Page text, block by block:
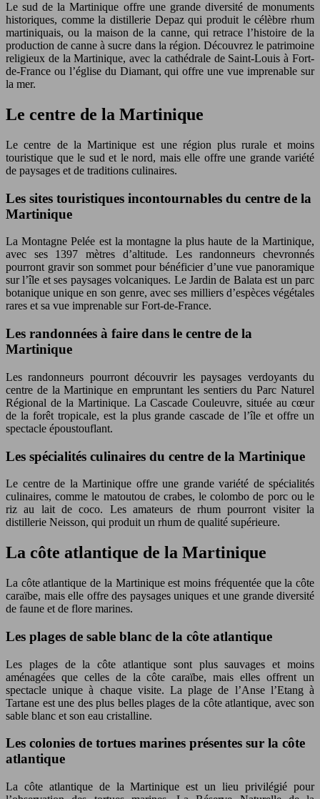
Le sud de la Martinique offre une grande diversité de monuments
historiques, comme la distillerie Depaz qui produit le célèbre rhum
martiniquais, ou la maison de la canne, qui retrace l’histoire de la
production de canne à sucre dans la région. Découvrez le patrimoine
religieux de la Martinique, avec la cathédrale de Saint-Louis à Fort-
de-France ou l’église du Diamant, qui offre une vue imprenable sur
la mer.
Le centre de la Martinique
Le centre de la Martinique est une région plus rurale et moins
touristique que le sud et le nord, mais elle offre une grande variété
de paysages et de traditions culinaires.
Les sites touristiques incontournables du centre de la
Martinique
La Montagne Pelée est la montagne la plus haute de la Martinique,
avec ses 1397 mètres d’altitude. Les randonneurs chevronnés
pourront gravir son sommet pour bénéficier d’une vue panoramique
sur l’île et ses paysages volcaniques. Le Jardin de Balata est un parc
botanique unique en son genre, avec ses milliers d’espèces végétales
rares et sa vue imprenable sur Fort-de-France.
Les randonnées à faire dans le centre de la
Martinique
Les randonneurs pourront découvrir les paysages verdoyants du
centre de la Martinique en empruntant les sentiers du Parc Naturel
Régional de la Martinique. La Cascade Couleuvre, située au cœur
de la forêt tropicale, est la plus grande cascade de l’île et offre un
spectacle époustouflant.
Les spécialités culinaires du centre de la Martinique
Le centre de la Martinique offre une grande variété de spécialités
culinaires, comme le matoutou de crabes, le colombo de porc ou le
riz au lait de coco. Les amateurs de rhum pourront visiter la
distillerie Neisson, qui produit un rhum de qualité supérieure.
La côte atlantique de la Martinique
La côte atlantique de la Martinique est moins fréquentée que la côte
caraïbe, mais elle offre des paysages uniques et une grande diversité
de faune et de flore marines.
Les plages de sable blanc de la côte atlantique
Les plages de la côte atlantique sont plus sauvages et moins
aménagées que celles de la côte caraïbe, mais elles offrent un
spectacle unique à chaque visite. La plage de l’Anse l’Etang à
Tartane est une des plus belles plages de la côte atlantique, avec son
sable blanc et son eau cristalline.
Les colonies de tortues marines présentes sur la côte
atlantique
La côte atlantique de la Martinique est un lieu privilégié pour